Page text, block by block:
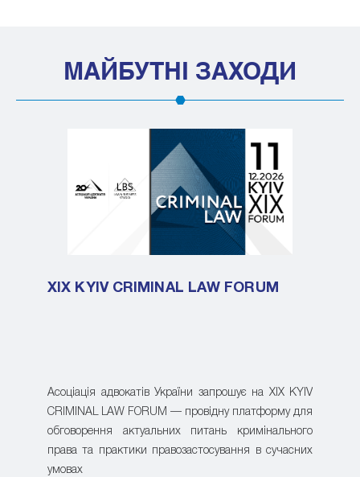
МАЙБУТНІ ЗАХОДИ
XIX KYIV CRIMINAL LAW FORUM
Асоціація адвокатів України запрошує на XIX KYIV
CRIMINAL LAW FORUM — провідну платформу для
обговорення актуальних питань кримінального
права та практики правозастосування в сучасних
умовах